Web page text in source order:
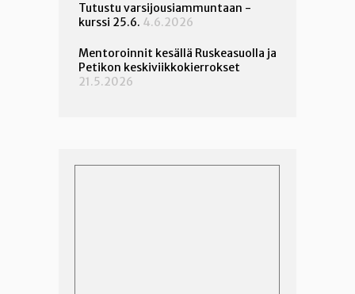
Tutustu varsijousiammuntaan -
kurssi 25.6. 4.6.2026
Mentoroinnit kesällä Ruskeasuolla ja
Petikon keskiviikkokierrokset
21.5.2026